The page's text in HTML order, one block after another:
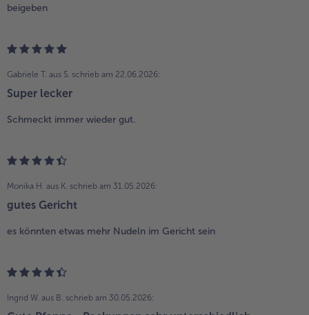
beigeben
Gabriele T. aus S. schrieb am 22.06.2026:
Super lecker
Schmeckt immer wieder gut.
Monika H. aus K. schrieb am 31.05.2026:
gutes Gericht
es könnten etwas mehr Nudeln im Gericht sein
Ingrid W. aus B. schrieb am 30.05.2026: